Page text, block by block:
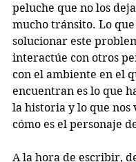
peluche que no los
mucho tránsito. Lo
solucionar este
interactúe con otros
con el ambiente en el
encuentran es lo que
la historia y lo que nos
cómo es el personaje
A la hora de escribir,